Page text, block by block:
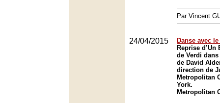
Par Vincent
24/04/2015
Danse avec
Reprise
de Verdi
de David
direction de
Metropolitan
York.
Metropolitan